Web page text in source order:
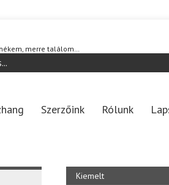
merre találom…
Szerzőink Rólunk
Kiemelt